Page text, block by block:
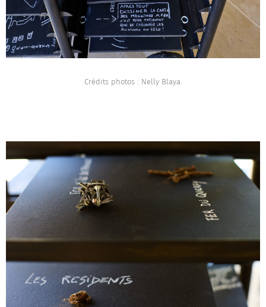
Crédits photos : Nelly Blaya.